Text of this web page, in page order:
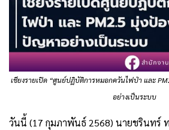
เชียงรายเปิด “ศูนย์ปฏิบัติการหมอกควันไฟป่า และ
อย่างเป็นระบบ
วันนี้ (17 กุมภาพันธ์ 2568) นายชรินทร์ ท